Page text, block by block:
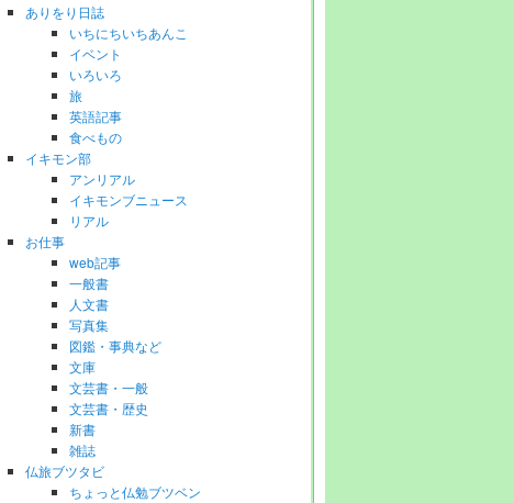
ありをり日誌
いちにちいちあんこ
イベント
いろいろ
旅
英語記事
食べもの
イキモン部
アンリアル
イキモンブニュース
リアル
お仕事
web記事
一般書
人文書
写真集
図鑑・事典など
文庫
文芸書・一般
文芸書・歴史
新書
雑誌
仏旅ブツタビ
ちょっと仏勉ブツベン